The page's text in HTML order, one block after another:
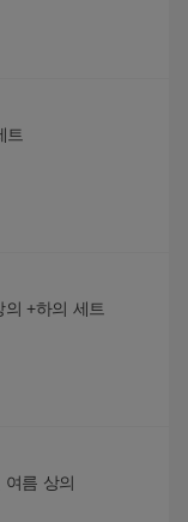
트
+하의 세트
름 상의